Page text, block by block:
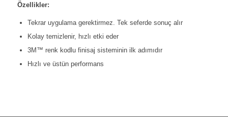
Özellikler:
Tekrar uygulama gerektirmez. Tek seferde sonuç alır
Kolay temizlenir, hızlı etki eder
3M™ renk kodlu finisaj sisteminin ilk adımıdır
Hızlı ve üstün performans